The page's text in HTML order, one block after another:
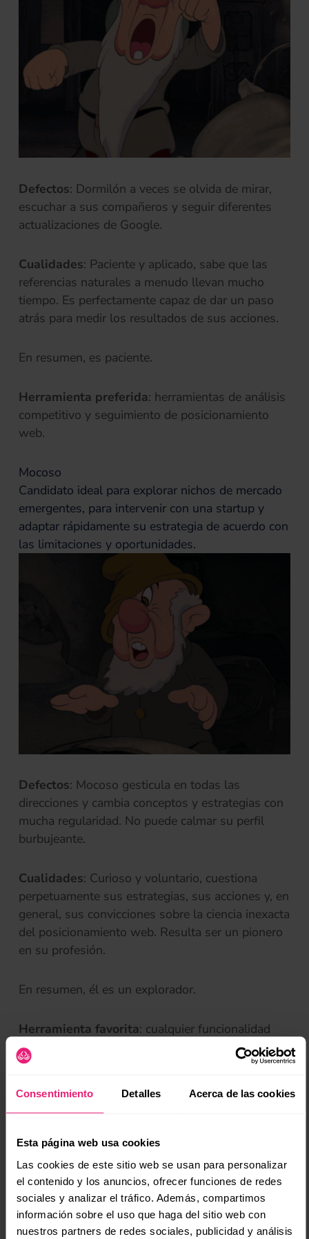
Consentimiento Detalles Acerca de las cookies
Esta página web usa cookies
Las cookies de este sitio web se usan para personalizar
el contenido y los anuncios, ofrecer funciones de redes
sociales y analizar el tráfico. Además, compartimos
información sobre el uso que haga del sitio web con
nuestros partners de redes sociales, publicidad y análisis
Defectos: Dormilón a veces se olvida de mirar,
escuchar a sus compañeros y seguir diferentes
actualizaciones de Google.
Cualidades: Paciente y aplicado, sabe que las
referencias naturales a menudo llevan mucho
tiempo. Es perfectamente capaz de dar un paso
atrás para medir los resultados de sus acciones.
En resumen, es paciente.
Herramienta preferida: herramientas de análisis
competitivo y seguimiento de posicionamiento
web.
Mocoso
Candidato ideal para explorar nichos de mercado
emergentes, para intervenir con una startup y
adaptar rápidamente su estrategia de acuerdo con
las limitaciones y oportunidades.
Defectos: Mocoso gesticula en todas las
direcciones y cambia conceptos y estrategias con
mucha regularidad. No puede calmar su perfil
burbujeante.
Cualidades: Curioso y voluntario, cuestiona
perpetuamente sus estrategias, sus acciones y, en
general, sus convicciones sobre la ciencia inexacta
del posicionamiento web. Resulta ser un pionero
en su profesión.
En resumen, él es un explorador.
Herramienta favorita: cualquier funcionalidad
Beta de una herramienta SEO
Tontin
de resultados frente a la evaluación binaria de los
robots de Google.